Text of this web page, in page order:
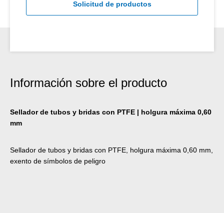
Solicitud de productos
Información sobre el producto
Sellador de tubos y bridas con PTFE | holgura máxima 0,60
mm
Sellador de tubos y bridas con PTFE, holgura máxima 0,60 mm,
exento de símbolos de peligro